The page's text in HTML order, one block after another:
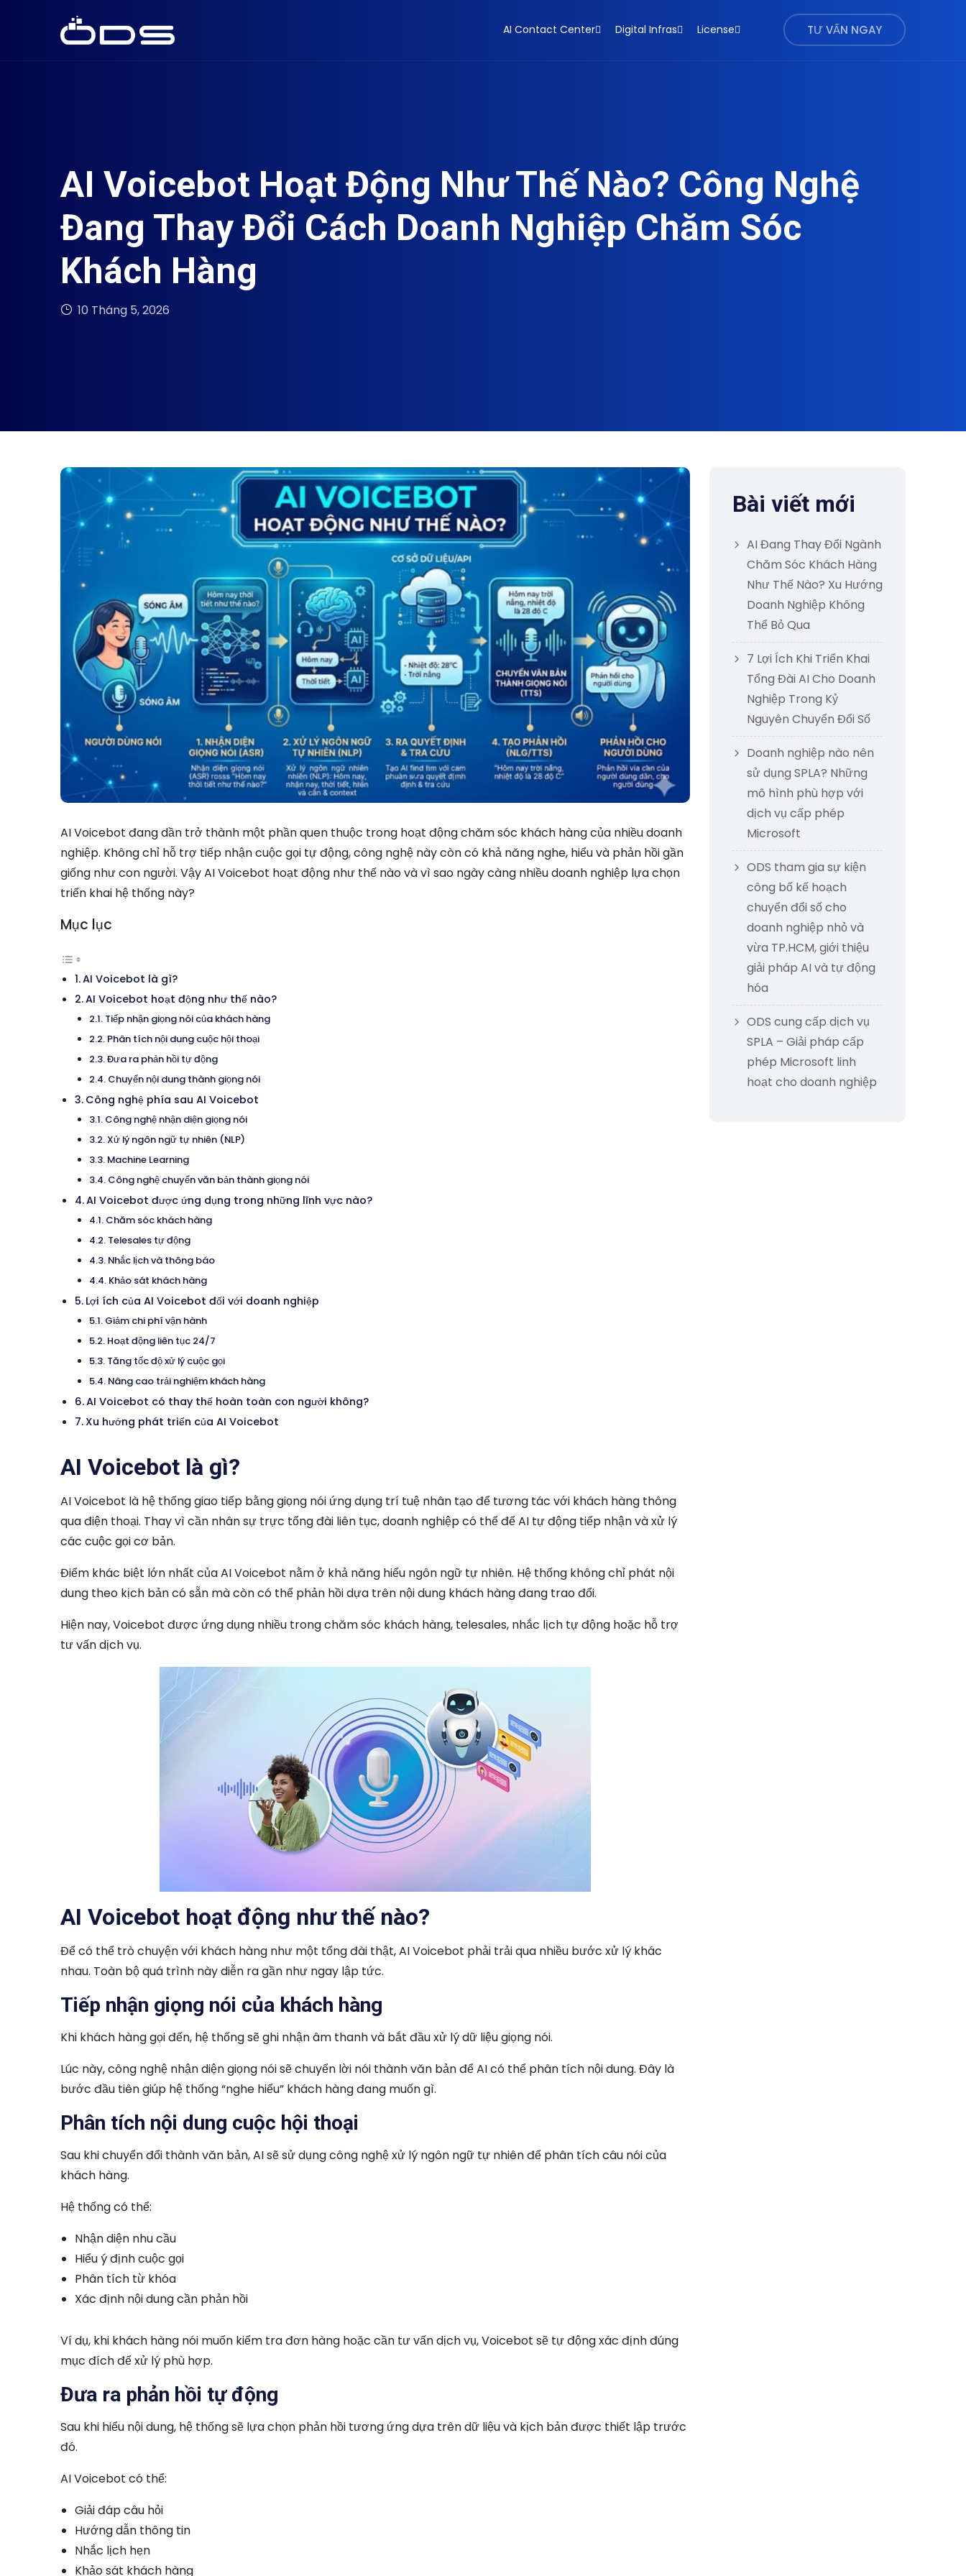
AI Contact Center Digital Infras License TƯ VẤN NGAY
AI Voicebot Hoạt Động Như Thế Nào? Công Nghệ
Đang Thay Đổi Cách Doanh Nghiệp Chăm Sóc
Khách Hàng
10 Tháng 5, 2026
AI Voicebot đang dần trở thành một phần quen thuộc trong hoạt động chăm sóc khách hàng của nhiều doanh
nghiệp. Không chỉ hỗ trợ tiếp nhận cuộc gọi tự động, công nghệ này còn có khả năng nghe, hiểu và phản hồi gần
giống như con người. Vậy AI Voicebot hoạt động như thế nào và vì sao ngày càng nhiều doanh nghiệp lựa chọn
triển khai hệ thống này?
Mục lục
AI Voicebot là gì?
AI Voicebot hoạt động như thế nào?
Tiếp nhận giọng nói của khách hàng
Phân tích nội dung cuộc hội thoại
Đưa ra phản hồi tự động
Chuyển nội dung thành giọng nói
Công nghệ phía sau AI Voicebot
Công nghệ nhận diện giọng nói
Xử lý ngôn ngữ tự nhiên (NLP)
Machine Learning
Công nghệ chuyển văn bản thành giọng nói
AI Voicebot được ứng dụng trong những lĩnh vực nào?
Chăm sóc khách hàng
Telesales tự động
Nhắc lịch và thông báo
Khảo sát khách hàng
Lợi ích của AI Voicebot đối với doanh nghiệp
Giảm chi phí vận hành
Hoạt động liên tục 24/7
Tăng tốc độ xử lý cuộc gọi
Nâng cao trải nghiệm khách hàng
AI Voicebot có thay thế hoàn toàn con người không?
Xu hướng phát triển của AI Voicebot
AI Voicebot là gì?
AI Voicebot là hệ thống giao tiếp bằng giọng nói ứng dụng trí tuệ nhân tạo để tương tác với khách hàng thông
qua điện thoại. Thay vì cần nhân sự trực tổng đài liên tục, doanh nghiệp có thể để AI tự động tiếp nhận và xử lý
các cuộc gọi cơ bản.
Điểm khác biệt lớn nhất của AI Voicebot nằm ở khả năng hiểu ngôn ngữ tự nhiên. Hệ thống không chỉ phát nội
dung theo kịch bản có sẵn mà còn có thể phản hồi dựa trên nội dung khách hàng đang trao đổi.
Hiện nay, Voicebot được ứng dụng nhiều trong chăm sóc khách hàng, telesales, nhắc lịch tự động hoặc hỗ trợ
tư vấn dịch vụ.
AI Voicebot hoạt động như thế nào?
Để có thể trò chuyện với khách hàng như một tổng đài thật, AI Voicebot phải trải qua nhiều bước xử lý khác
nhau. Toàn bộ quá trình này diễn ra gần như ngay lập tức.
Tiếp nhận giọng nói của khách hàng
Khi khách hàng gọi đến, hệ thống sẽ ghi nhận âm thanh và bắt đầu xử lý dữ liệu giọng nói.
Lúc này, công nghệ nhận diện giọng nói sẽ chuyển lời nói thành văn bản để AI có thể phân tích nội dung. Đây là
bước đầu tiên giúp hệ thống “nghe hiểu” khách hàng đang muốn gì.
Phân tích nội dung cuộc hội thoại
Sau khi chuyển đổi thành văn bản, AI sẽ sử dụng công nghệ xử lý ngôn ngữ tự nhiên để phân tích câu nói của
khách hàng.
Hệ thống có thể:
Nhận diện nhu cầu
Hiểu ý định cuộc gọi
Phân tích từ khóa
Xác định nội dung cần phản hồi
Ví dụ, khi khách hàng nói muốn kiểm tra đơn hàng hoặc cần tư vấn dịch vụ, Voicebot sẽ tự động xác định đúng
mục đích để xử lý phù hợp.
Đưa ra phản hồi tự động
Sau khi hiểu nội dung, hệ thống sẽ lựa chọn phản hồi tương ứng dựa trên dữ liệu và kịch bản được thiết lập trước
đó.
AI Voicebot có thể:
Giải đáp câu hỏi
Hướng dẫn thông tin
Nhắc lịch hẹn
Khảo sát khách hàng
Bài viết mới
AI Đang Thay Đổi Ngành
Chăm Sóc Khách Hàng
Như Thế Nào? Xu Hướng
Doanh Nghiệp Không
Thể Bỏ Qua
7 Lợi Ích Khi Triển Khai
Tổng Đài AI Cho Doanh
Nghiệp Trong Kỷ
Nguyên Chuyển Đổi Số
Doanh nghiệp nào nên
sử dụng SPLA? Những
mô hình phù hợp với
dịch vụ cấp phép
Microsoft
ODS tham gia sự kiện
công bố kế hoạch
chuyển đổi số cho
doanh nghiệp nhỏ và
vừa TP.HCM, giới thiệu
giải pháp AI và tự động
hóa
ODS cung cấp dịch vụ
SPLA – Giải pháp cấp
phép Microsoft linh
hoạt cho doanh nghiệp